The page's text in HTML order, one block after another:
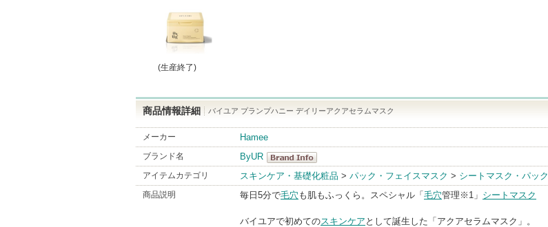
(生産終了)
商品情報詳細 バイユア プランプハニー デイリーアクアセラムマスク
メーカー Hamee
ブランド名
ByUR
ByUR
BrandInfo
アイテムカテゴリ スキンケア・基礎化粧品 > パック・フェイスマスク > シートマスク・パック
商品説明 毎日5分で毛穴 も肌もふっくら。スペシャル「 毛穴管理※1」 シートマスク
バイユアで初めてのスキンケア として誕生した「アクアセラムマスク」。